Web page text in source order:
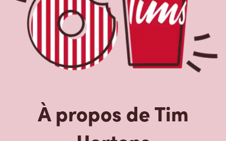
À propos de Tim